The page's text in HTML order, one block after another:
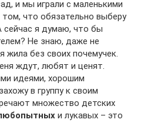
и мы играли с маленькими
что обязательно выберу
сейчас я думаю, что бы
Не знаю, даже не
жила без своих почемучек.
ждут, любят и ценят.
идеями, хорошим
в группу к своим
множество детских
и лукавых – это